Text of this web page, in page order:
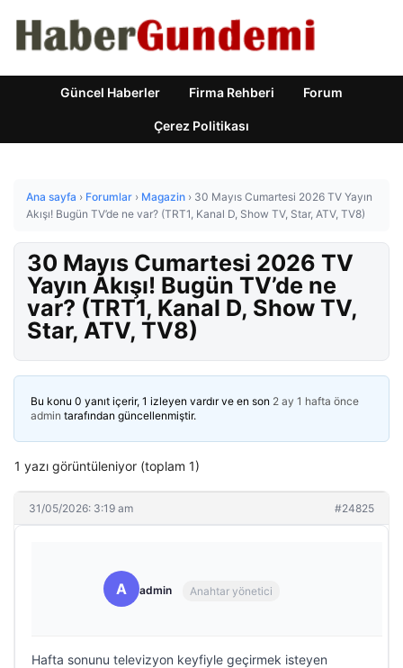
Güncel Haberler Firma Rehberi Forum
Çerez Politikası
Ana sayfa › Forumlar › Magazin › 30 Mayıs Cumartesi 2026 TV Yayın
Akışı! Bugün TV’de ne var? (TRT1, Kanal D, Show TV, Star, ATV, TV8)
30 Mayıs Cumartesi 2026 TV
Yayın Akışı! Bugün TV’de ne
var? (TRT1, Kanal D, Show TV,
Star, ATV, TV8)
Bu konu 0 yanıt içerir, 1 izleyen vardır ve en son 2 ay 1 hafta önce
admin tarafından güncellenmiştir.
1 yazı görüntüleniyor (toplam 1)
31/05/2026: 3:19 am #24825
A admin Anahtar yönetici
Hafta sonunu televizyon keyfiyle geçirmek isteyen